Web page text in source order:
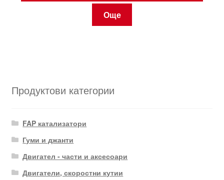
Още
Продуктови категории
FAP катализатори
Гуми и джанти
Двигател - части и аксесоари
Двигатели, скоростни кутии